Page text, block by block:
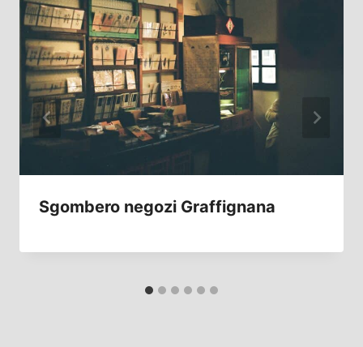
Sgombero negozi Graffignana